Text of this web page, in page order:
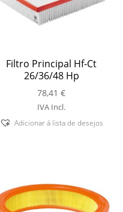
Filtro Principal Hf-Ct
26/36/48 Hp
78,41€
IVA Incl.
Adicionar á lista de desejos